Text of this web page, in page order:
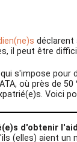
déclarent
il peut être
s'impose pour
où près de 50
Voici
d'obtenir
(elles) aient un